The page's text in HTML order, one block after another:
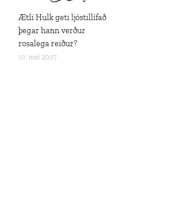
Ætli Hulk geti ljóstillífað
þegar hann verður
rosalega reiður?
10. maí 2007